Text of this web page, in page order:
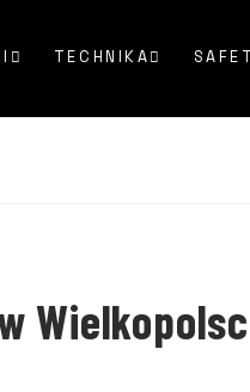
TECHNIKA